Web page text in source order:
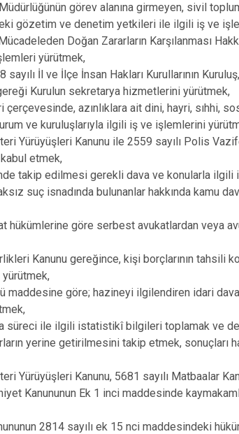
görev alanına girmeyen, sivil
gözetim ve denetim yetkileri ile ilgili iş ve
Doğan Zararların Karşılanması
yürütmek,
İl ve İlçe İnsan Hakları Kurullarının
Kurulun sekretarya hizmetlerini yürütmek,
azınlıklara ait dini, hayri, sıhhi,
ve kuruluşlarıyla ilgili iş ve işlemlerini
Yürüyüşleri Kanunu ile 2559 sayılı Polis
etmek,
takip edilmesi gerekli dava ve konularla
suç isnadında bulunanlar hakkında kamu
göre serbest avukatlardan veya
Kanunu gereğince, kişi borçlarının tahsili
maddesine göre; hazineyi ilgilendiren idari
süreci ile ilgili istatistikî bilgileri toplamak ve
yerine getirilmesini takip etmek, sonuçları
Yürüyüşleri Kanunu, 5681 sayılı Matbaalar
Kanununun Ek 1 inci maddesinde
2814 sayılı ek 15 nci maddesindeki